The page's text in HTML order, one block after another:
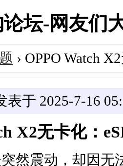
坛-网友们
› OPPO Watch
表于 2025-7-16
X2无卡化：
然震动，却因无